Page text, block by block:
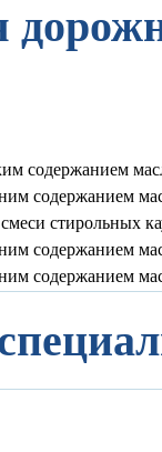
содержанием
содержанием
стирольных
содержанием
содержанием